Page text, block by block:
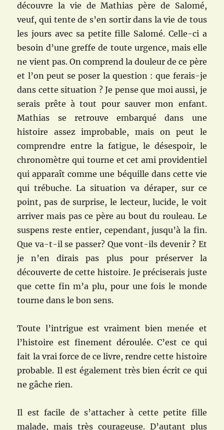
découvre la vie de Mathias père de Salomé,
veuf, qui tente de s’en sortir dans la vie de tous
les jours avec sa petite fille Salomé. Celle-ci a
besoin d’une greffe de toute urgence, mais elle
ne vient pas. On comprend la douleur de ce père
et l’on peut se poser la question : que ferais-je
dans cette situation ? Je pense que moi aussi, je
serais prête à tout pour sauver mon enfant.
Mathias se retrouve embarqué dans une
histoire assez improbable, mais on peut le
comprendre entre la fatigue, le désespoir, le
chronomètre qui tourne et cet ami providentiel
qui apparaît comme une béquille dans cette vie
qui trébuche. La situation va déraper, sur ce
point, pas de surprise, le lecteur, lucide, le voit
arriver mais pas ce père au bout du rouleau. Le
suspens reste entier, cependant, jusqu’à la fin.
Que va-t-il se passer? Que vont-ils devenir ? Et
je n’en dirais pas plus pour préserver la
découverte de cette histoire. Je préciserais juste
que cette fin m’a plu, pour une fois le monde
tourne dans le bon sens.
Toute l’intrigue est vraiment bien menée et
l’histoire est finement déroulée. C’est ce qui
fait la vrai force de ce livre, rendre cette histoire
probable. Il est également très bien écrit ce qui
ne gâche rien.
Il est facile de s’attacher à cette petite fille
malade, mais très courageuse. D’autant plus